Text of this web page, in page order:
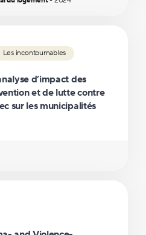
Les incontournables
d’impact des
et de lutte contre
sur les municipalités